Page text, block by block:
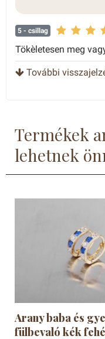
5 - csillag
Tökèletesen meg
További
Termékek
lehetnek
Arany baba és
fülbevaló kék